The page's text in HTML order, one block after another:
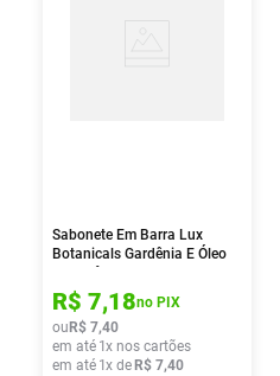
Sabonete Em Barra Lux
Botanicals Gardênia E Óleo
R$ 7,18no PIX
ou R$ 7,40
em até 1x nos cartões
em até 1x de R$ 7,40